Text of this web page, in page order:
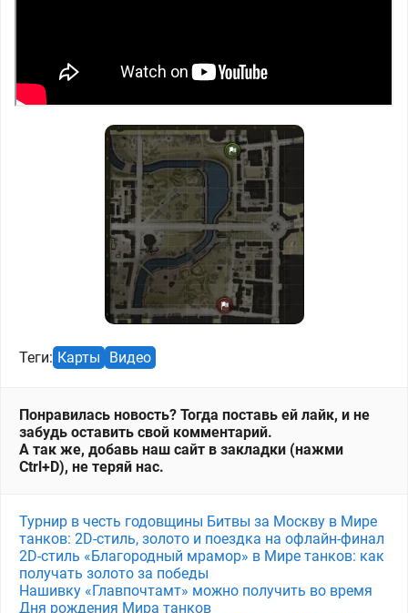
Теги: Карты Видео
Понравилась новость? Тогда поставь ей лайк, и не
забудь оставить свой комментарий.
А так же, добавь наш сайт в закладки (нажми
Ctrl+D), не теряй нас.
Турнир в честь годовщины Битвы за Москву в Мире
танков: 2D-стиль, золото и поездка на офлайн-финал
2D-стиль «Благородный мрамор» в Мире танков: как
получать золото за победы
Нашивку «Главпочтамт» можно получить во время
Дня рождения Мира танков